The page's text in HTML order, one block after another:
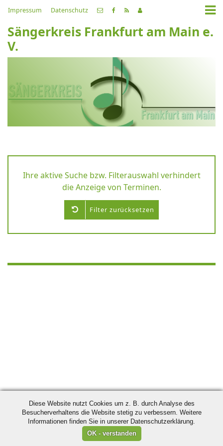
Impressum Datenschutz
Sängerkreis Frankfurt am Main e.
V.
Ihre aktive Suche bzw. Filterauswahl verhindert
die Anzeige von Terminen.
Filter zurücksetzen
Diese Website nutzt Cookies um z. B. durch Analyse des
Besucherverhaltens die Website stetig zu verbessern. Weitere
Informationen finden Sie in unserer Datenschutzerklärung.